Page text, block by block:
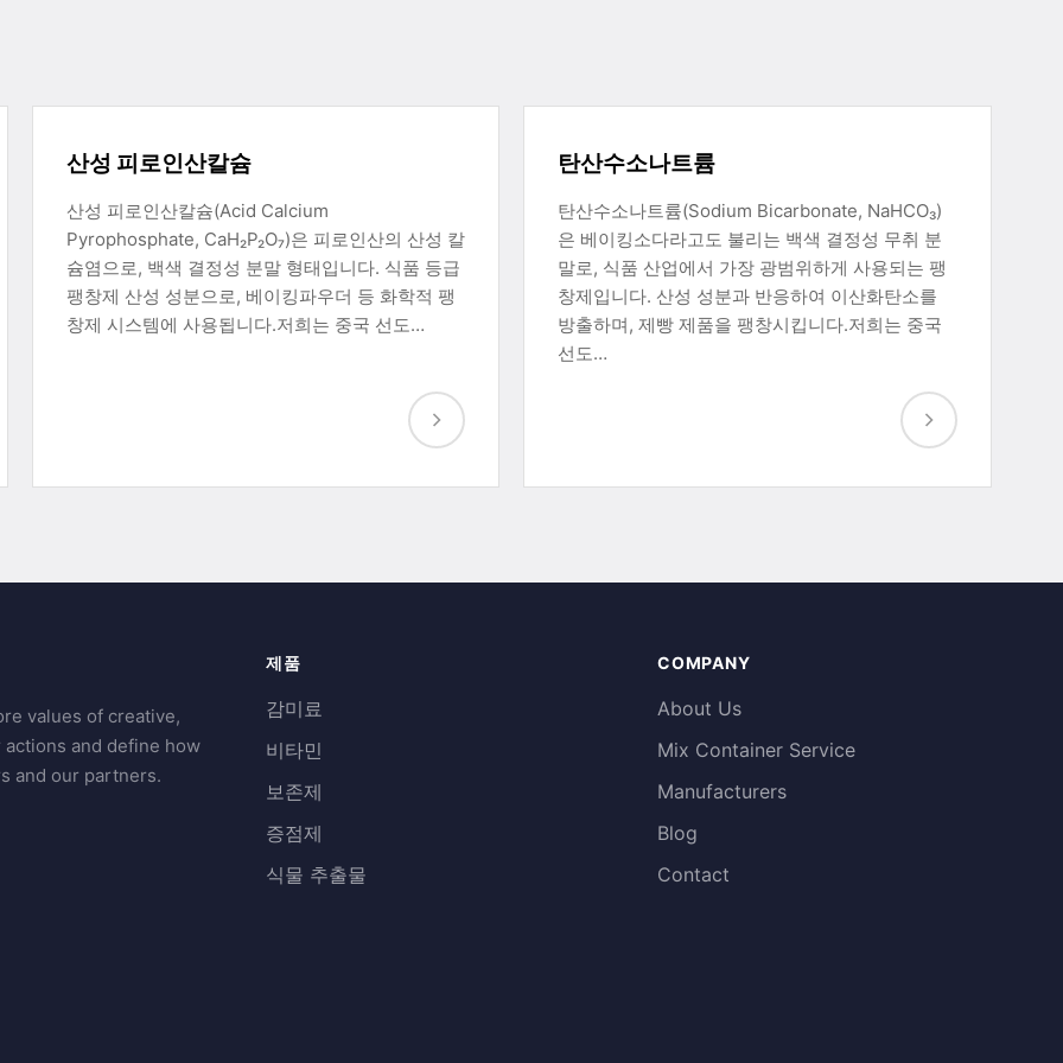
산성 피로인산칼슘
산성 피로인산칼슘(Acid Calcium
Pyrophosphate, CaH₂P₂O₇)은 피로인산의 산성 칼
슘염으로, 백색 결정성 분말 형태입니다. 식품 등급
팽창제 산성 성분으로, 베이킹파우더 등 화학적 팽
창제 시스템에 사용됩니다.저희는 중국 선도…
탄산수소나트륨
탄산수소나트륨(Sodium Bicarbonate, NaHCO₃)
은 베이킹소다라고도 불리는 백색 결정성 무취 분
말로, 식품 산업에서 가장 광범위하게 사용되는 팽
창제입니다. 산성 성분과 반응하여 이산화탄소를
방출하며, 제빵 제품을 팽창시킵니다.저희는 중국
선도…
values of creative,
and define how
and our partners.
제품
감미료
비타민
보존제
증점제
식물 추출물
COMPANY
About Us
Mix Container Service
Manufacturers
Blog
Contact